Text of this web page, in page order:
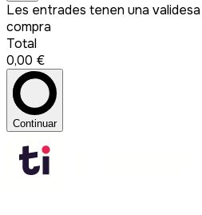
Les entrades tenen una
compra
Total
0,00 €
Continuar